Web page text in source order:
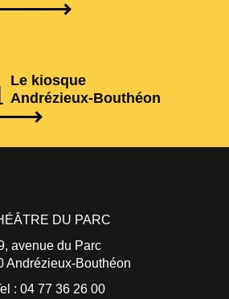
Le kiosque
Andrézieux-Bouthéon
DU PARC
avenue du Parc
Andrézieux-Bouthéon
: 04 77 36 26 00